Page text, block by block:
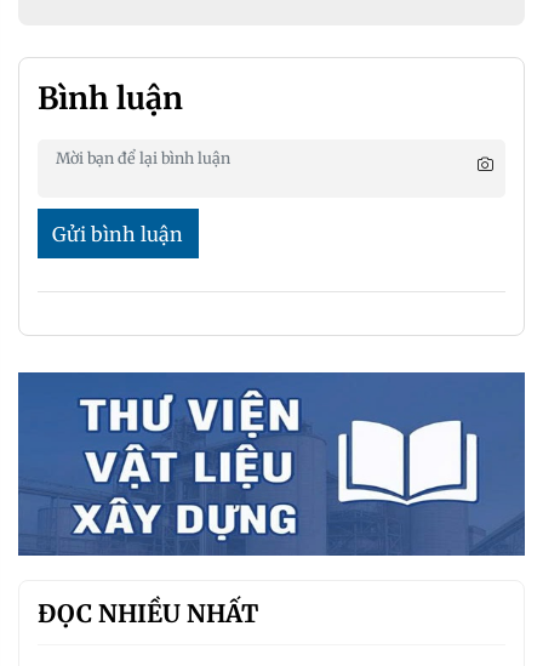
Bình luận
Gửi bình luận
ĐỌC NHIỀU NHẤT